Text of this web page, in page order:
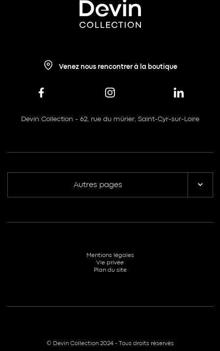
Venez nous rencontrer à la boutique
Devin Collection - 62, rue du mûrier, Saint-Cyr-sur-Loire
Autres pages
© Devin Collection 2024 - Tous droits réservés
Mentions légales
Vie privée
Plan du site